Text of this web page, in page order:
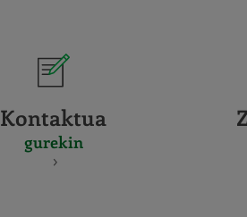
Kontaktua
gurekin